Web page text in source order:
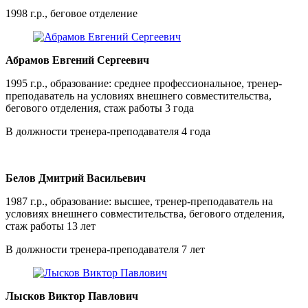
1998 г.р., беговое отделение
Абрамов Евгений Сергеевич
1995 г.р., образование: среднее профессиональное, тренер-
преподаватель на условиях внешнего совместительства,
бегового отделения, стаж работы 3 года
В должности тренера-преподавателя 4 года
Белов Дмитрий Васильевич
1987 г.р., образование: высшее, тренер-преподаватель на
условиях внешнего совместительства, бегового отделения,
стаж работы 13 лет
В должности тренера-преподавателя 7 лет
Лысков Виктор Павлович